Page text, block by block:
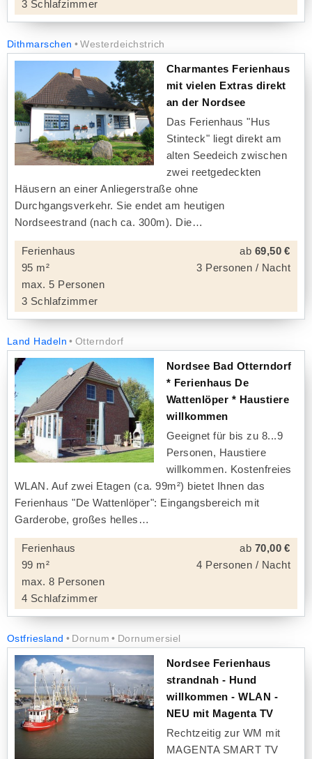
3 Schlafzimmer
Dithmarschen Westerdeichstrich
Charmantes Ferienhaus
mit vielen Extras direkt
an der Nordsee
Das Ferienhaus "Hus
Stinteck" liegt direkt am
alten Seedeich zwischen
zwei reetgedeckten
Häusern an einer Anliegerstraße ohne
Durchgangsverkehr. Sie endet am heutigen
Nordseestrand (nach ca. 300m). Die
Ferienhaus
95 m²
max. 5 Personen
3 Schlafzimmer
ab 69,50 €
3 Personen / Nacht
Land Hadeln Otterndorf
Nordsee Bad Otterndorf
* Ferienhaus De
Wattenlöper * Haustiere
willkommen
Geeignet für bis zu 8...9
Personen, Haustiere
willkommen. Kostenfreies
WLAN. Auf zwei Etagen (ca. 99m²) bietet Ihnen das
Ferienhaus "De Wattenlöper": Eingangsbereich mit
Garderobe, großes helles
Ferienhaus
99 m²
max. 8 Personen
4 Schlafzimmer
ab 70,00 €
4 Personen / Nacht
Ostfriesland Dornum Dornumersiel
Nordsee Ferienhaus
strandnah - Hund
willkommen - WLAN -
NEU mit Magenta TV
Rechtzeitig zur WM mit
MAGENTA SMART TV